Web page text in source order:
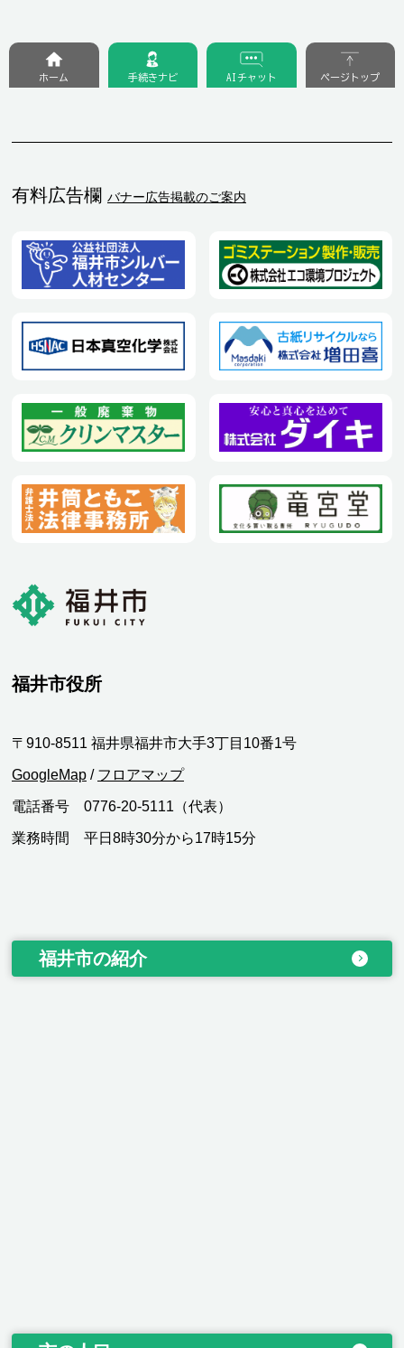
有料広告欄 バナー広告掲載のご案内
ホーム 手続きナビ AIチャット ページトップ
福井市役所
〒910-8511 福井県福井市大手3丁目10番1号
GoogleMap / フロアマップ
電話番号 0776-20-5111（代表）
業務時間 平日8時30分から17時15分
福井市の紹介